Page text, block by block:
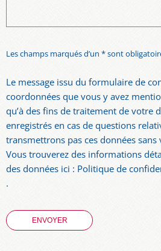
Les champs marqués d’un * sont
Le message issu du formulaire de
coordonnées que vous y avez
qu’à des fins de traitement de votre
enregistrés en cas de questions
transmettrons pas ces données
Vous trouverez des informations
des données ici : Politique de
.